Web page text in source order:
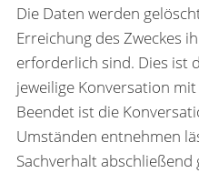
Die Daten werden
Erreichung des Zweckes
erforderlich sind. Dies ist
jeweilige Konversation
Beendet ist die
Umständen entnehmen
Sachverhalt